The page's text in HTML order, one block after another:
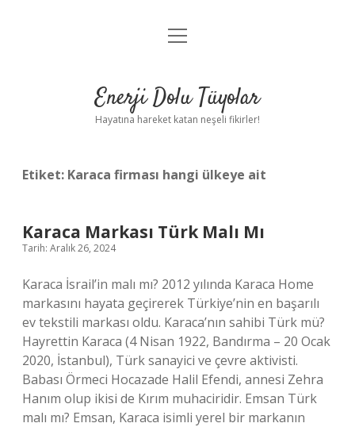
Anasayfa
Yasal Uyarı
menüyü
Enerji Dolu Tüyolar
Hayatına hareket katan neşeli fikirler!
Etiket: Karaca firması hangi ülkeye ait
Karaca Markası Türk Malı Mı
Tarih: Aralık 26, 2024
Karaca İsrail’in malı mı? 2012 yılında Karaca Home
markasını hayata geçirerek Türkiye’nin en başarılı
ev tekstili markası oldu. Karaca’nın sahibi Türk mü?
Hayrettin Karaca (4 Nisan 1922, Bandırma – 20 Ocak
2020, İstanbul), Türk sanayici ve çevre aktivisti.
Babası Örmeci Hocazade Halil Efendi, annesi Zehra
Hanım olup ikisi de Kırım muhaciridir. Emsan Türk
malı mı? Emsan, Karaca isimli yerel bir markanın